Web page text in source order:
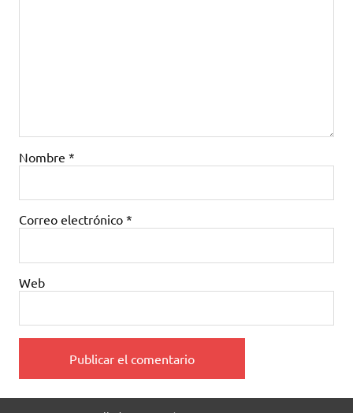
Nombre *
Correo electrónico *
Web